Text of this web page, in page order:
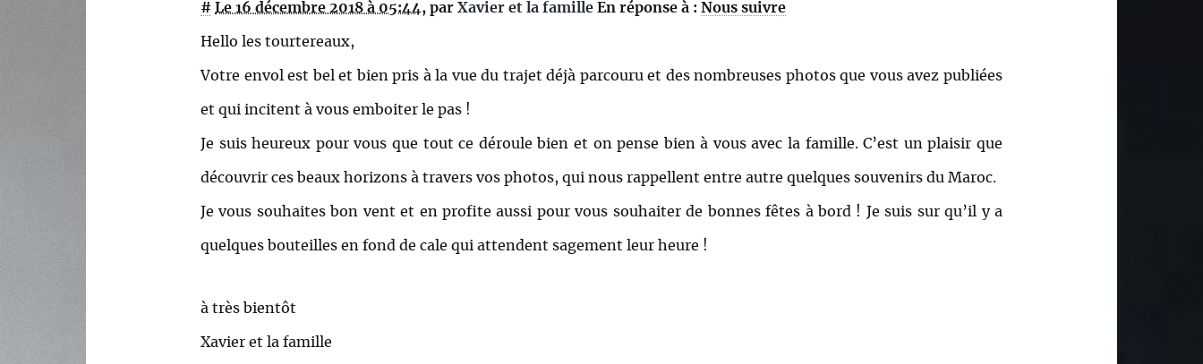
# Le 16 décembre 2018 à 05:44, par Xavier et la famille En réponse à : Nous suivre
Hello les tourtereaux,
Votre envol est bel et bien pris à la vue du trajet déjà parcouru et des nombreuses photos que vous avez publiées
et qui incitent à vous emboiter le pas !
Je suis heureux pour vous que tout ce déroule bien et on pense bien à vous avec la famille. C’est un plaisir que
découvrir ces beaux horizons à travers vos photos, qui nous rappellent entre autre quelques souvenirs du Maroc.
Je vous souhaites bon vent et en profite aussi pour vous souhaiter de bonnes fêtes à bord ! Je suis sur qu’il y a
quelques bouteilles en fond de cale qui attendent sagement leur heure !
à très bientôt
Xavier et la famille